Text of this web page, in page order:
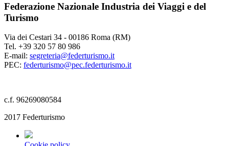
Federazione Nazionale Industria dei Viaggi e del
Turismo
Via dei Cestari 34 - 00186 Roma (RM)
Tel. +39 320 57 80 986
E-mail: segreteria@federturismo.it
PEC: federturismo@pec.federturismo.it
c.f. 96269080584
2017 Federturismo